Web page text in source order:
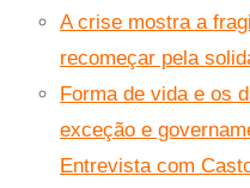
A crise mostra a
recomeçar pela
Forma de vida e os
exceção e
Entrevista com